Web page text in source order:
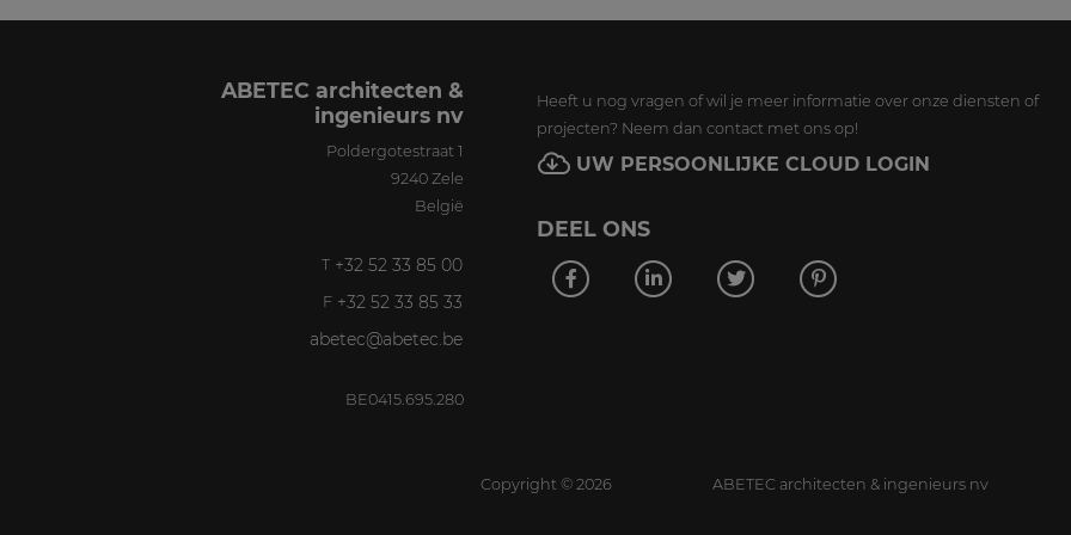
ABETEC architecten &
ingenieurs nv
Poldergotestraat 1
9240 Zele
België
T +32 52 33 85 00
F +32 52 33 85 33
abetec@abetec.be
BE0415.695.280
Heeft u nog vragen of wil je meer informatie over onze diensten of
projecten? Neem dan contact met ons op!
UW PERSOONLIJKE CLOUD LOGIN
DEEL ONS
Copyright © 2026 ABETEC architecten & ingenieurs nv